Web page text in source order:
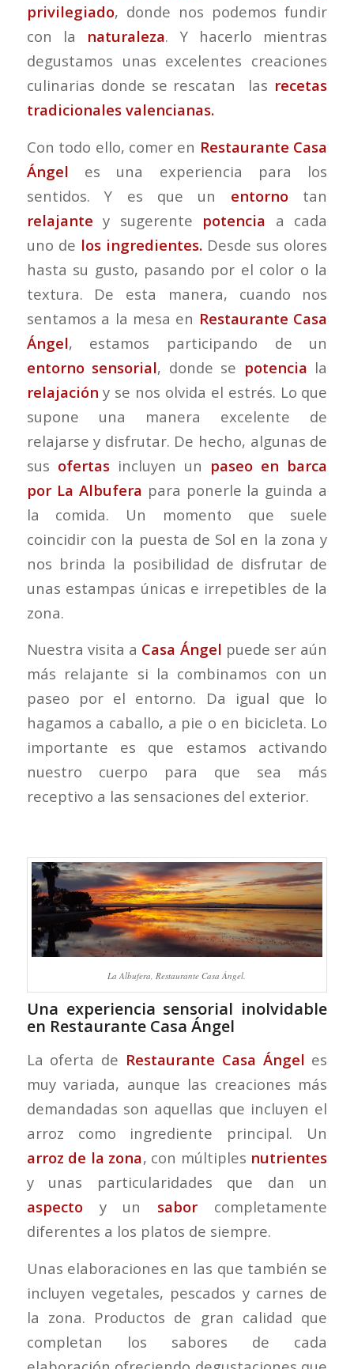
privilegiado, donde nos podemos fundir
con la naturaleza. Y hacerlo mientras
degustamos unas excelentes creaciones
culinarias donde se rescatan las recetas
tradicionales valencianas.
Con todo ello, comer en Restaurante Casa
Ángel es una experiencia para los
sentidos. Y es que un entornotan
relajante y sugerente potencia a cada
uno de los ingredientes. Desde sus olores
hasta su gusto, pasando por el color o la
textura. De esta manera, cuando nos
sentamos a la mesa en Restaurante Casa
Ángel, estamos participando de un
entorno sensorial, donde se potencia la
relajación y se nos olvida el estrés. Lo que
supone una manera excelente de
relajarse y disfrutar. De hecho, algunas de
sus ofertasincluyen un paseo en barca
por La Albufera para ponerle la guinda a
la comida. Un momento que suele
coincidir con la puesta de Sol en la zona y
nos brinda la posibilidad de disfrutar de
unas estampas únicas e irrepetibles de la
zona.
Nuestra visita a Casa Ángel puede ser aún
más relajante si la combinamos con un
paseo por el entorno. Da igual que lo
hagamos a caballo, a pie o en bicicleta. Lo
importante es que estamos activando
nuestro cuerpo para que sea más
receptivo a las sensaciones del exterior.
La Albufera, Restaurante Casa Ángel.
Una experiencia sensorial inolvidable
en Restaurante Casa Ángel
La oferta de Restaurante Casa Ángel es
muy variada, aunque las creaciones más
demandadas son aquellas que incluyen el
arroz como ingrediente principal. Un
arroz de la zona, con múltiples nutrientes
y unas particularidades que dan un
aspectoy un sabor completamente
diferentes a los platos de siempre.
Unas elaboraciones en las que también se
incluyen vegetales, pescados y carnes de
la zona. Productos de gran calidad que
completan los sabores de cada